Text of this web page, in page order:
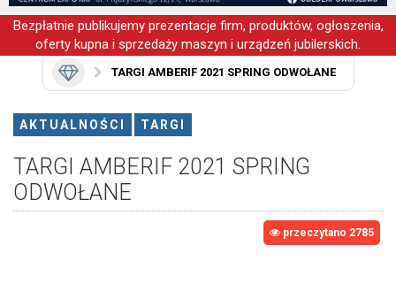
Bezpłatnie publikujemy prezentacje firm, produktów, ogłoszenia,
oferty kupna i sprzedaży maszyn i urządzeń jubilerskich.
TARGI AMBERIF 2021 SPRING ODWOŁANE
AKTUALNOŚCI TARGI
TARGI AMBERIF 2021 SPRING
ODWOŁANE
przeczytano 2785